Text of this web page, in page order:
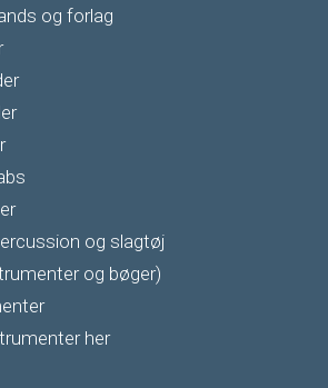
og forlag
og slagtøj
og bøger)
her